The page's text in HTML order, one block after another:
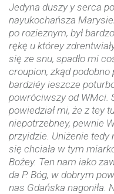
Jedyna duszy y serca
nayukochańsza
po rozieznym, był
rękę u którey
się ze snu, spadło mi
croupion, zkąd
bardziéy ieszcze
powróciwszy od WMci.
powiedział mi, że z tey
niepotrzebney, pewnie
przyidzie. Uniżenie tedy
się chciała w tym
Bożey. Ten nam iako
da P. Bóg, w dobrym
nas Gdańska nagoniła.